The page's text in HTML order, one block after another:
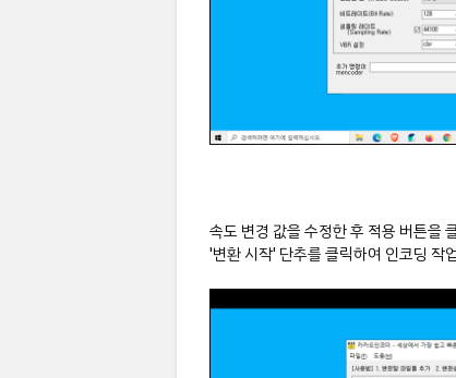
속도 변경 값을 수정한 후 적용 버튼을
'변환 시작' 단추를 클릭하여 인코딩 작